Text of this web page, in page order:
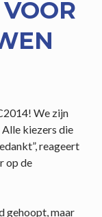
We zijn
kiezers die
reageert
op de
gehoopt, maar